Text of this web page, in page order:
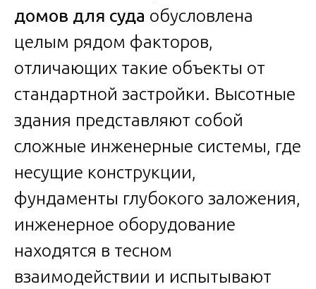
домов для суда обусловлена
целым рядом факторов,
отличающих такие объекты от
стандартной застройки. Высотные
здания представляют собой
сложные инженерные системы, где
несущие конструкции,
фундаменты глубокого заложения,
инженерное оборудование
находятся в тесном
взаимодействии и испытывают